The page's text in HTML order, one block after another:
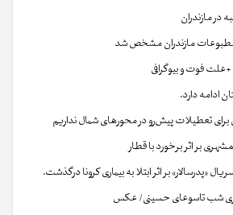
در مازندران
مطبوعات مازندران مشخص شد
فوت و بیوگرافی
ادامه دارد.
تعطیلات پیش‌رو در محورهای شمال نداریم
«پدرسالار» بر اثر ابتلا به بیماری کرونا درگذشت.
شب تاسوعای حسینی/ عکس